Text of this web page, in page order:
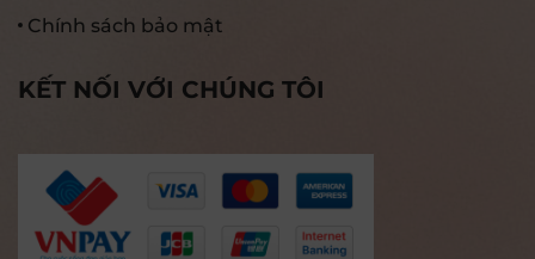
Chính sách bảo mật
KẾT NỐI VỚI CHÚNG TÔI